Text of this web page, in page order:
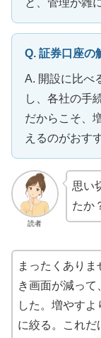
と、管理が雑
Q. 証券口座の
A. 開設に比べ
し、各社の手
だからこそ、
えるのがおす
読者
思い
たか
まったくあり
き画面が減って
した。増やす
に絞る。これだ